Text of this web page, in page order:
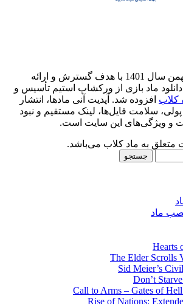
وبسایت مادکلاب در بهمن سال 1401 با هدف گسترش و ارائه
ماد بازی از ورکشاپ استیم تأسیس و
کلاب افزوده شد. آپدیت آنی مادها، انتشار
پولی، سلامت فایل‌ها، لینک مستقیم و نبود
و ویژگی‌های این سایت است.
به ماد کلاب می‌باشد.
جستجو
ماد
Hearts
The Elder Scrolls
Sid Meier’s
Don’t
Call to Arms – Gates of
Rise of Nations: